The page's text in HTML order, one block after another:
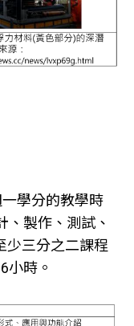
學分的教學時
、製作、測試、
少三分之二課程
小時。